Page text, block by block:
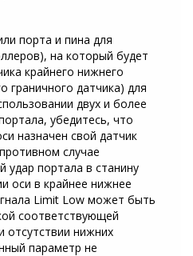
порта и пина для
на который будет
крайнего нижнего
граничного датчика) для
двух и более
убедитесь, что
назначен свой датчик
случае
удар портала в станину
оси в крайнее нижнее
Limit Low может быть
соответствующей
отсутствии нижних
параметр не